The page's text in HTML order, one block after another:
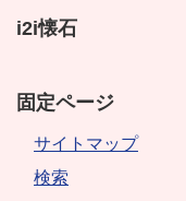
i2i懐石
固定ページ
サイトマップ
検索